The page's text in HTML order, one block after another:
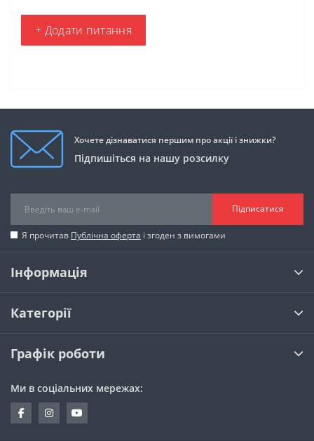
+ Додати питання
Хочете дізнаватися першим про акції і знижки?
Підпишіться на нашу розсилку
Підписатися
Я прочитав Публічна оферта і згоден з вимогами
Інформація
Категорії
Графік роботи
Ми в соціальних мережах: